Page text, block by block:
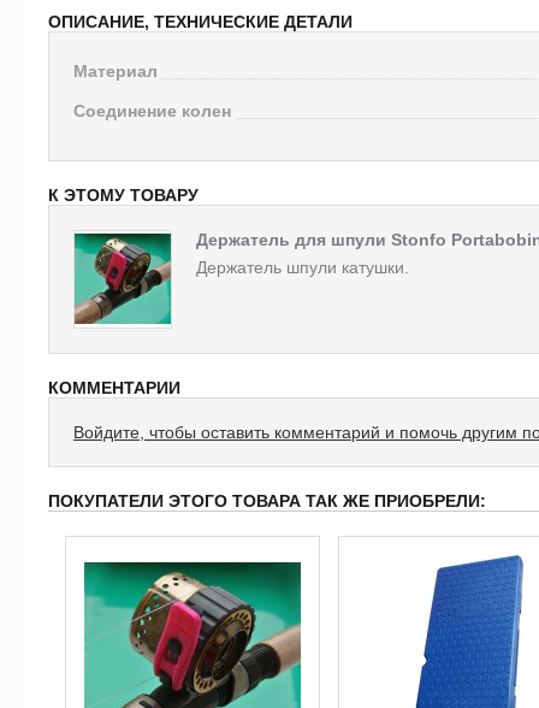
ОПИСАНИЕ, ТЕХНИЧЕСКИЕ ДЕТАЛИ
Материал
Соединение колен
К ЭТОМУ ТОВАРУ
Держатель для шпули Stonfo
Держатель шпули катушки.
КОММЕНТАРИИ
Войдите, чтобы оставить комментарий и помочь другим
ПОКУПАТЕЛИ ЭТОГО ТОВАРА ТАК ЖЕ ПРИОБРЕЛИ: